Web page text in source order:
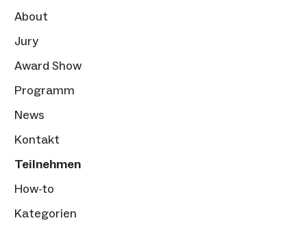
About
Jury
Award Show
Programm
News
Kontakt
Teilnehmen
How-to
Kategorien